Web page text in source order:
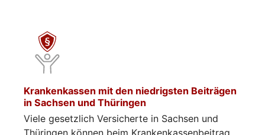
Krankenkassen mit den niedrigsten Beiträgen
in Sachsen und Thüringen
Viele gesetzlich Versicherte in Sachsen und
Thüringen können beim Krankenkassenbeitrag